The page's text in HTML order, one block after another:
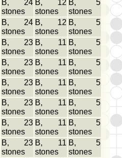
B, 24
stones
B, 12
stones
B, 5
stones
B, 24
stones
B, 12
stones
B, 5
stones
B, 23
stones
B, 11
stones
B, 5
stones
B, 23
stones
B, 11
stones
B, 5
stones
B, 23
stones
B, 11
stones
B, 5
stones
B, 23
stones
B, 11
stones
B, 5
stones
B, 23
stones
B, 11
stones
B, 5
stones
B, 23
stones
B, 11
stones
B, 5
stones